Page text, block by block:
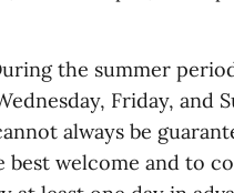
the summer
Friday, and
always be
best welcome and to